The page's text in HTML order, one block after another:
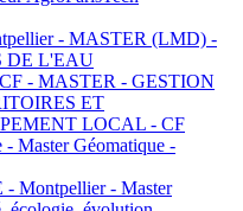
- MASTER (LMD) -
DE L'EAU
- MASTER - GESTION
ET
LOCAL - CF
- Master Géomatique -
- Montpellier - Master